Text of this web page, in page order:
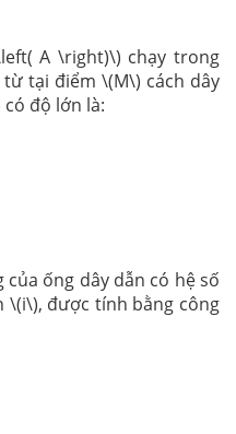
A \right)\) chạy trong
tại điểm \(M\) cách dây
độ lớn là:
ống dây dẫn có hệ số
\(i\), được tính bằng công